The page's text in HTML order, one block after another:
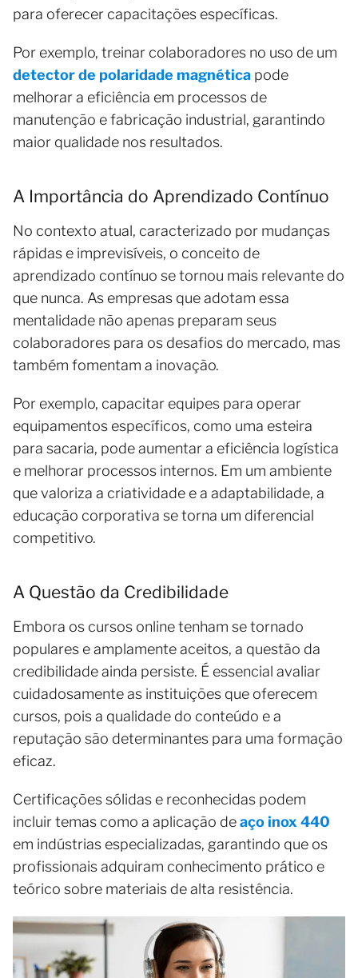
para oferecer capacitações específicas.
Por exemplo, treinar colaboradores no uso de um
detector de polaridade magnética pode
melhorar a eficiência em processos de
manutenção e fabricação industrial, garantindo
maior qualidade nos resultados.
A Importância do Aprendizado Contínuo
No contexto atual, caracterizado por mudanças
rápidas e imprevisíveis, o conceito de
aprendizado contínuo se tornou mais relevante do
que nunca. As empresas que adotam essa
mentalidade não apenas preparam seus
colaboradores para os desafios do mercado, mas
também fomentam a inovação.
Por exemplo, capacitar equipes para operar
equipamentos específicos, como uma esteira
para sacaria, pode aumentar a eficiência logística
e melhorar processos internos. Em um ambiente
que valoriza a criatividade e a adaptabilidade, a
educação corporativa se torna um diferencial
competitivo.
A Questão da Credibilidade
Embora os cursos online tenham se tornado
populares e amplamente aceitos, a questão da
credibilidade ainda persiste. É essencial avaliar
cuidadosamente as instituições que oferecem
cursos, pois a qualidade do conteúdo e a
reputação são determinantes para uma formação
eficaz.
Certificações sólidas e reconhecidas podem
incluir temas como a aplicação deaço inox 440
em indústrias especializadas, garantindo que os
profissionais adquiram conhecimento prático e
teórico sobre materiais de alta resistência.